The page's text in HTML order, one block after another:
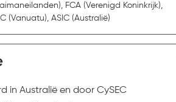
FCA (Verenigd Koninkrijk),
(Vanuatu), ASIC (Australië)
in Australië en door CySEC